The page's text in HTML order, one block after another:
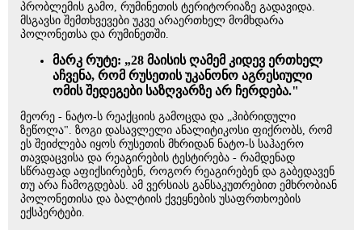
პრობლემის გამო, რუმინეთის ტერიტორიაზე გადავიდა.
მსგავსი შემთხვევები უკვე არაერთხელ მომხდარა
პოლონეთსა და რუმინეთში.
მარკ რუტე: „28 მაისის ღამემ კიდევ ერთხელ
აჩვენა, რომ რუსეთის უკანონო აგრესიული
ომის შედეგები საზღვარზე არ ჩერდება."
მეორე - ნატო-ს რეაქციის გამოცდა და „ჰიბრიდული
ზეწოლა". ზოგი დასავლელი ანალიტიკოსი ფიქრობს, რომ
ეს შეიძლება იყოს რუსეთის მხრიდან ნატო-ს საჰაერო
თავდაცვისა და რეაგირების ტესტირება - რამდენად
სწრაფად აფიქსირებენ, როგორ რეაგირებენ და გაბედავენ
თუ არა ჩამოგდებას. ამ ვერსიას განსაკუთრებით ემხრობიან
პოლონეთისა და ბალტიის ქვეყნების უსაფრთხოების
ექსპერტები.